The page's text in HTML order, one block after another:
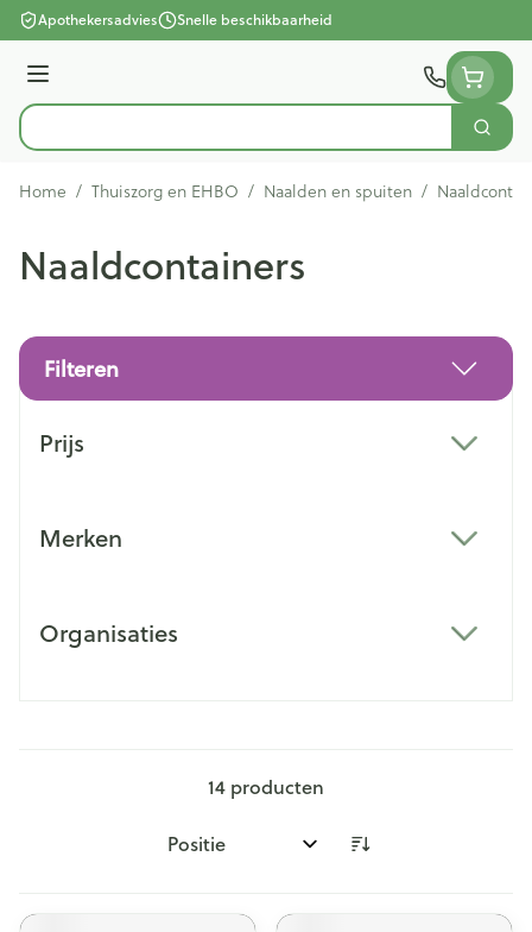
Ga naar de inhoud
Apothekersadvies Snelle beschikbaarheid
Menu
Product, merk, categorie...
Zoek
Home / Thuiszorg en EHBO / Naalden en spuiten /
Naaldcontainers
Filteren
Prijs
Merken
Organisaties
14 producten
Sorteer op: